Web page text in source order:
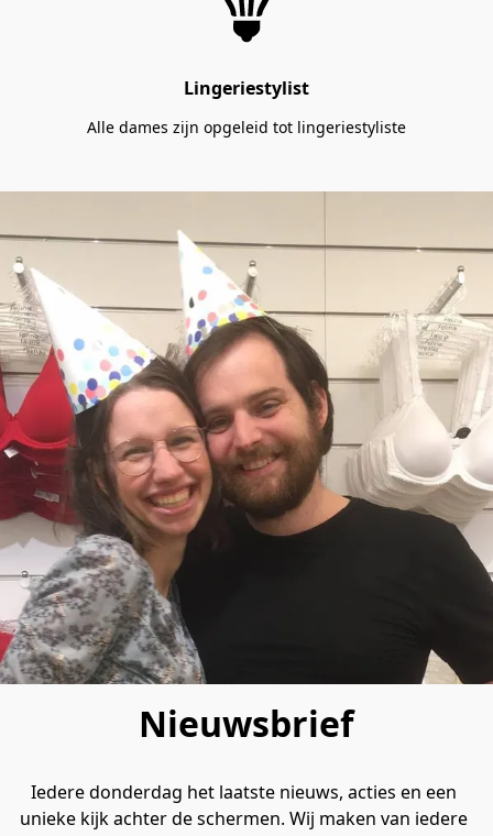
Lingeriestylist
Alle dames zijn opgeleid tot lingeriestyliste
Nieuwsbrief
Iedere donderdag het laatste nieuws, acties en een
unieke kijk achter de schermen. Wij maken van iedere